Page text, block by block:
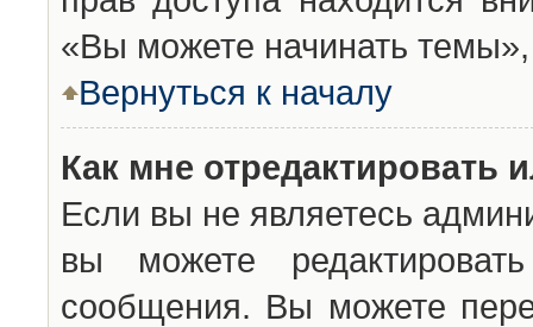
«Вы можете начинать
Вернуться к началу
Как мне отредактировать
Если вы не являетесь
вы можете
сообщения. Вы можете